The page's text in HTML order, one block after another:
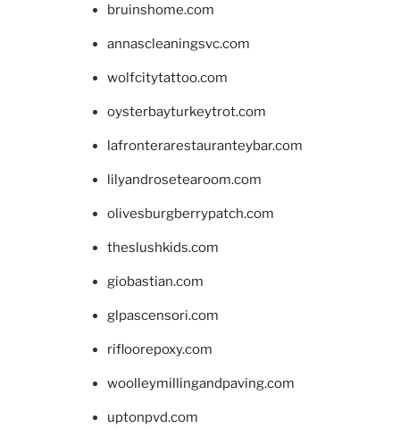
bruinshome.com
annascleaningsvc.com
wolfcitytattoo.com
oysterbayturkeytrot.com
lafronterarestauranteybar.com
lilyandrosetearoom.com
olivesburgberrypatch.com
theslushkids.com
giobastian.com
glpascensori.com
rifloorepoxy.com
woolleymillingandpaving.com
uptonpvd.com